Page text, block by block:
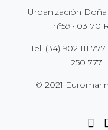
Urbanización
nº59 ·
Tel. (34) 902 111 777
250 777 |
© 2021